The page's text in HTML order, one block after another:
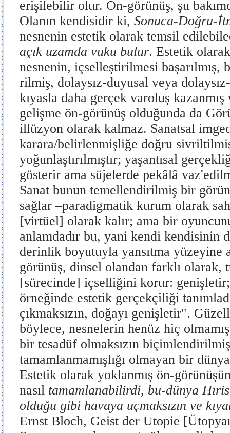
erişilebilir olur. Ön-görünüş, şu
Olanın kendisidir ki, Sonuca-Doğru-
nesnenin estetik olarak temsil
açık uzamda vuku bulur. Estetik
nesnenin, içselleştirilmesi
rilmiş, dolaysız-duyusal veya
kıyasla daha gerçek varoluş
gelişme ön-görünüş olduğunda da
illüzyon ola­rak kalmaz. Sanatsal
karara/belirlenmişliğe doğru
yoğunlaştırılmıştır; yaşantısal
gösterir ama süjelerde pekâlâ
Sanat bunun temellendirilmiş bir
sağlar –paradigmatik kurum olarak
[virtüel] olarak kalır; ama bir
anlamdadır bu, yani kendi kendisinin
derinlik boyutuyla yansıtma yüzeyine
görünüş, dinsel olandan farklı olarak,
[sürecinde] içselliğini korur:
örneğinde estetik gerçekçiliği
çıkmaksızın, doğayı genişletir".
böylece, nesnelerin henüz hiç
bir tesadüf olmaksızın
tamamlanmamışlığı olmayan bir
Estetik olarak yoklanmış ön-
nasıl ta­mamlanabilirdi, bu-dünya
olduğu gibi havaya uçmaksızın ve
Ernst Bloch, Geist der Utopie